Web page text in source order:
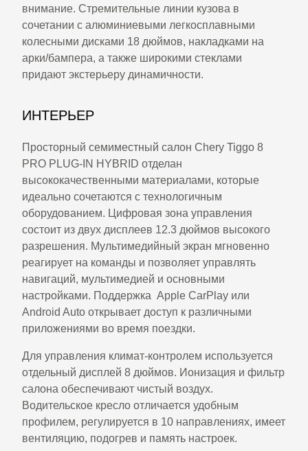
внимание. Стремительные линии кузова в
сочетании с алюминиевыми легкосплавными
колесными дисками 18 дюймов, накладками на
арки/бампера, а также широкими стеклами
придают экстерьеру динамичности.
ИНТЕРЬЕР
Просторный семиместный салон Chery Tiggo 8
PRO PLUG-IN HYBRID отделан
высококачественными материалами, которые
идеально сочетаются с технологичным
оборудованием. Цифровая зона управления
состоит из двух дисплеев 12.3 дюймов высокого
разрешения. Мультимедийный экран мгновенно
реагирует на команды и позволяет управлять
навигаций, мультимедией и основными
настройками. Поддержка Apple CarPlay или
Android Auto открывает доступ к различными
приложениями во время поездки.
Для управления климат-контролем используется
отдельный дисплей 8 дюймов. Ионизация и фильтр
салона обеспечивают чистый воздух.
Водительское кресло отличается удобным
профилем, регулируется в 10 направлениях, имеет
вентиляцию, подогрев и память настроек.